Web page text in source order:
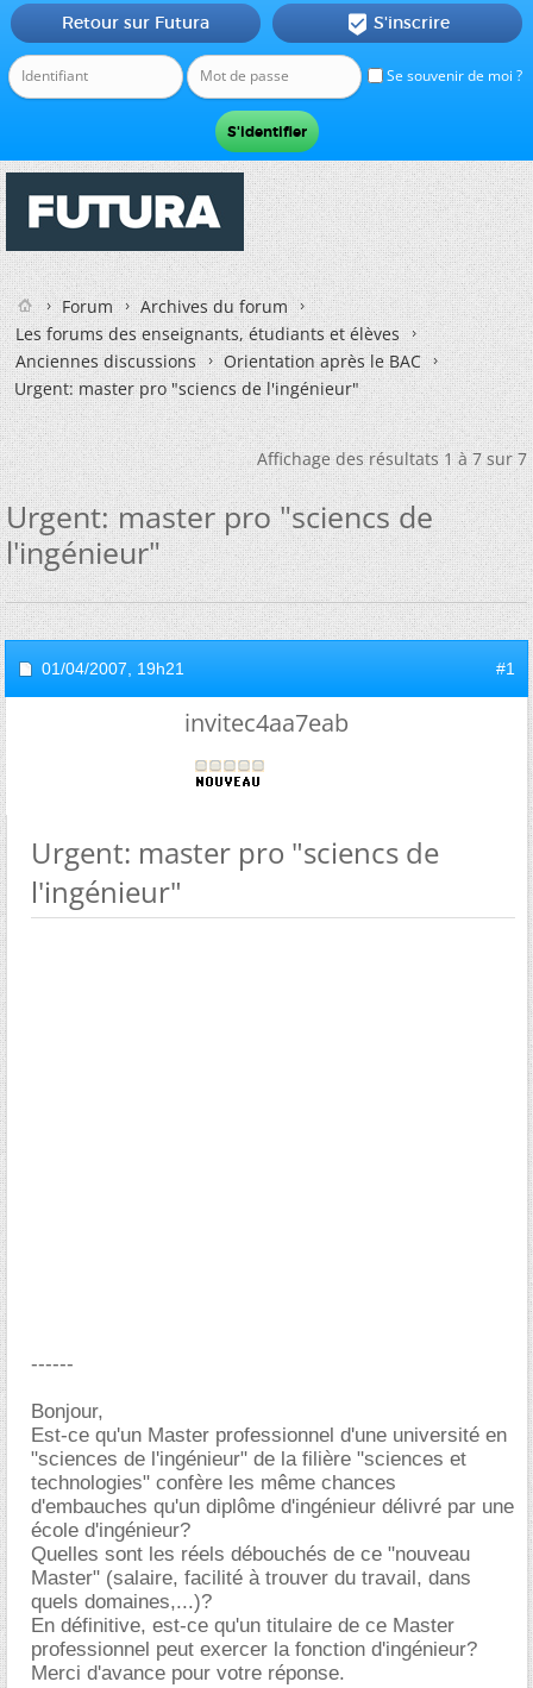
Se souvenir de moi ?
Retour sur Futura  S'inscrire
Forum
Archives du forum
Les forums des enseignants, étudiants et élèves
Anciennes discussions
Orientation après le BAC
Urgent: master pro "sciencs de l'ingénieur"
Affichage des résultats 1 à 7 sur 7
Urgent: master pro "sciencs de
l'ingénieur"
01/04/2007, 19h21 #1
invitec4aa7eab
Urgent: master pro "sciencs de
l'ingénieur"
------
Bonjour,
Est-ce qu'un Master professionnel d'une université en
"sciences de l'ingénieur" de la filière "sciences et
technologies" confère les même chances
d'embauches qu'un diplôme d'ingénieur délivré par une
école d'ingénieur?
Quelles sont les réels débouchés de ce "nouveau
Master" (salaire, facilité à trouver du travail, dans
quels domaines,...)?
En définitive, est-ce qu'un titulaire de ce Master
professionnel peut exercer la fonction d'ingénieur?
Merci d'avance pour votre réponse.